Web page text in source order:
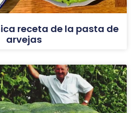
receta de la pasta de
arvejas